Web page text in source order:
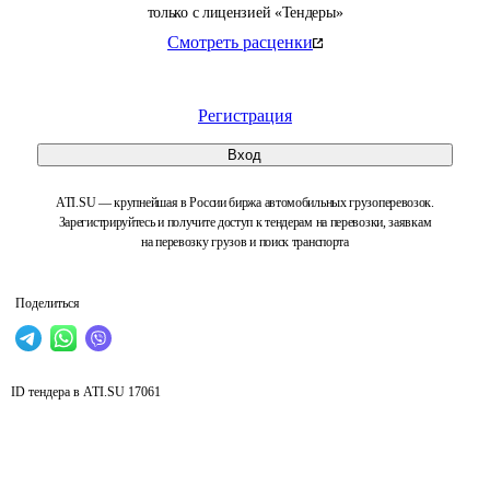
только с лицензией «Тендеры»
Смотреть расценки
Регистрация
Вход
ATI.SU — крупнейшая в России биржа автомобильных грузоперевозок.
Зарегистрируйтесь и получите доступ к тендерам на перевозки, заявкам
на перевозку грузов и поиск транспорта
Поделиться
ID тендера в ATI.SU 17061